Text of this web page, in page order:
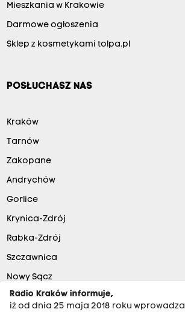
Mieszkania w Krakowie
Darmowe ogłoszenia
Sklep z kosmetykami tolpa.pl
POSŁUCHASZ NAS
Kraków
Tarnów
Zakopane
Andrychów
Gorlice
Krynica-Zdrój
Rabka-Zdrój
Szczawnica
Nowy Sącz
Radio Kraków informuje,
iż od dnia 25 maja 2018 roku wprowadza